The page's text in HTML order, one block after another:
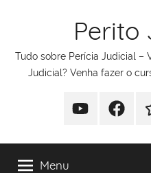
conteúdo
Perito
Tudo sobre Perícia Judicial –
Judicial? Venha fazer o
Youtube
Menu